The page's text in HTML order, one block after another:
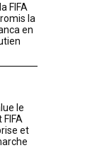
FIFA
la
en
le
et